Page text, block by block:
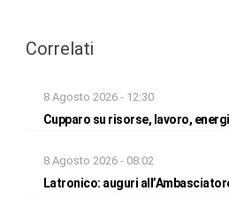
Correlati
8 Agosto 2026 - 12:30
Cupparo su risorse, lavoro,
8 Agosto 2026 - 08:02
Latronico: auguri